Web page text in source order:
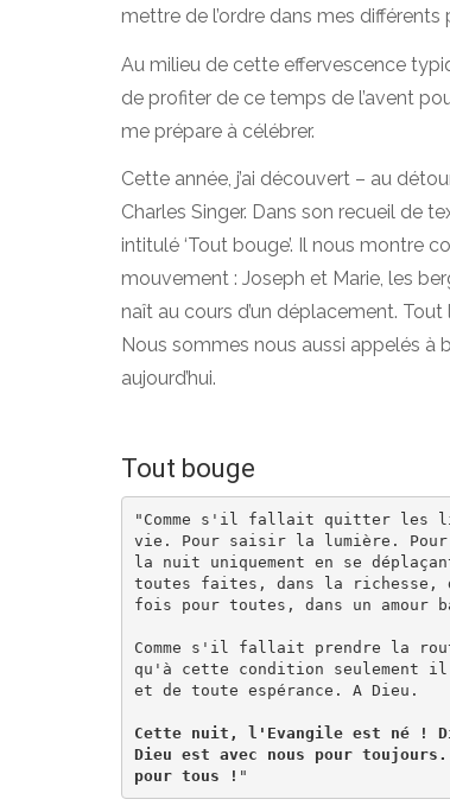
mettre de l’ordre dans mes
Au milieu de cette effervescence
de profiter de ce temps de l’avent
me prépare à célébrer.
Cette année, j’ai découvert – au
Charles Singer. Dans son recueil de
intitulé ‘Tout bouge’. Il nous montre
mouvement : Joseph et Marie, les
naît au cours d’un déplacement.
Nous sommes nous aussi appelés à
aujourd’hui.
Tout bouge
"Comme s'il fallait quitter les
vie. Pour saisir la lumière. Pour
la nuit uniquement en se
toutes faites, dans la richesse,
fois pour toutes, dans un amour
Comme s'il fallait prendre la
qu'à cette condition seulement
et de toute espérance. A Dieu.
Cette nuit, l'Evangile est né !
Dieu est avec nous pour
pour tous !